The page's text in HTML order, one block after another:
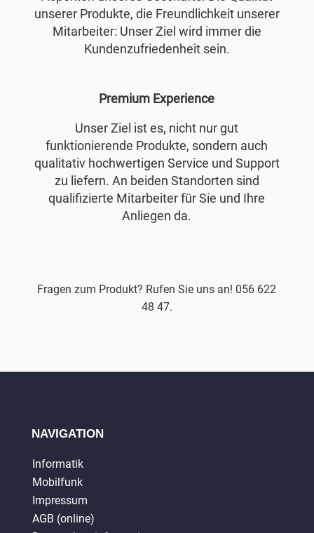
unserer Produkte, die Freundlichkeit unserer
Mitarbeiter: Unser Ziel wird immer die
Kundenzufriedenheit sein.
Premium Experience
Unser Ziel ist es, nicht nur gut
funktionierende Produkte, sondern auch
qualitativ hochwertigen Service und Support
zu liefern. An beiden Standorten sind
qualifizierte Mitarbeiter für Sie und Ihre
Anliegen da.
Fragen zum Produkt? Rufen Sie uns an! 056 622
48 47.
NAVIGATION
Informatik
Mobilfunk
Impressum
AGB (online)